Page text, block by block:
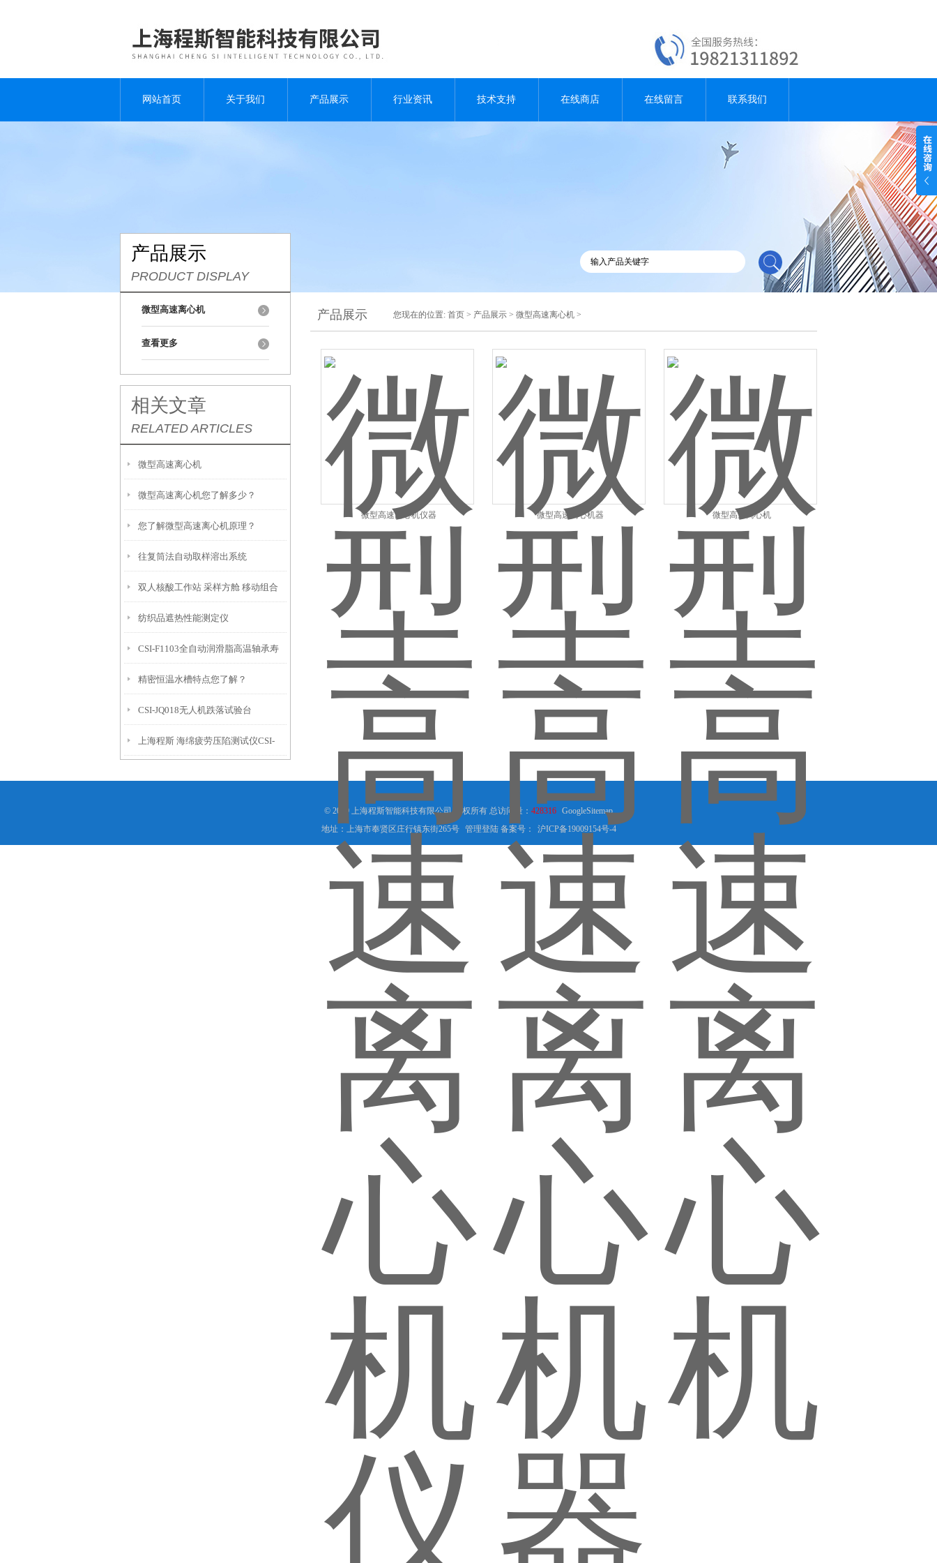
网站首页 关于我们 产品展示 行业资讯 技术支持 在线商店 在线留言 联系我们
产品展示
PRODUCT DISPLAY
微型高速离心机
查看更多
相关文章
RELATED ARTICLES
微型高速离心机
微型高速离心机您了解多少？
您了解微型高速离心机原理？
往复筒法自动取样溶出系统
双人核酸工作站 采样方舱 移动组合
方舱 上海程斯 使用指南
纺织品遮热性能测定仪
CSI-F1103全自动润滑脂高温轴承寿
命测试仪
精密恒温水槽特点您了解？
CSI-JQ018无人机跌落试验台
上海程斯 海绵疲劳压陷测试仪CSI-
产品展示 您现在的位置: 首页 > 产品展示 > 微型高速离心机 >
微型高速离心机仪器 微型高速离心机器 微型高速离心机
© 2019 上海程斯智能科技有限公司 版权所有 总访问量： 428316 GoogleSitemap
地址：上海市奉贤区庄行镇东街265号
管理登陆备案号： 沪ICP备19009154号-4